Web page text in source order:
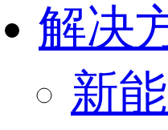
解决
新